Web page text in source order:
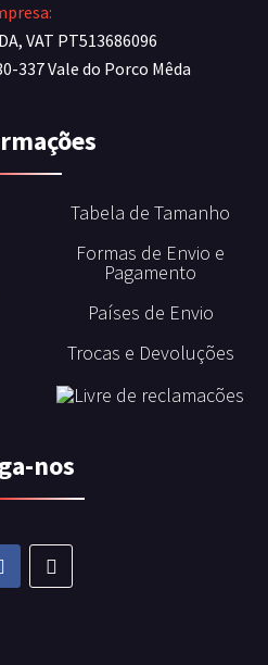
VAT PT513686096
337 Vale do Porco Mêda
Tabela de Tamanho
Formas de Envio e
Pagamento
Países de Envio
Trocas e Devoluções
nos